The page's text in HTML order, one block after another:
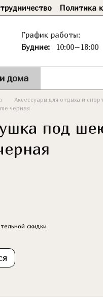
Политика
График работы:
Будние:
10:00–18:00
дома
Аксессуары для отдыха и
черная
под
скидки